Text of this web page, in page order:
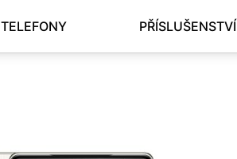
TELEFONY PŘÍSLUŠENSTVÍ